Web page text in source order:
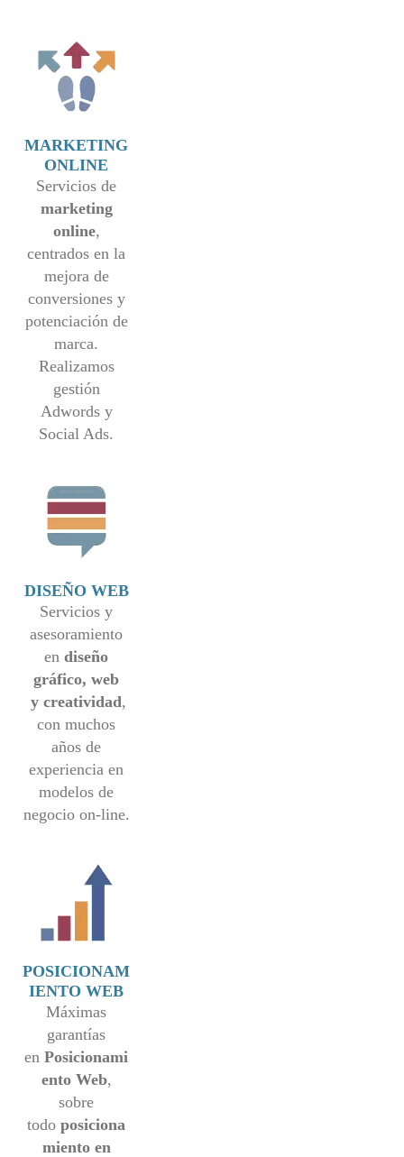
MARKETING
ONLINE
Servicios de
marketing
online,
centrados en la
mejora de
conversiones y
potenciación de
marca.
Realizamos
gestión
Adwords y
Social Ads.
DISEÑO WEB
Servicios y
asesoramiento
endiseño
gráfico, web
y creatividad,
con muchos
años de
experiencia en
modelos de
negocio on-line.
POSICIONAM
IENTO WEB
Máximas
garantías
enPosicionami
ento Web,
sobre
todoposiciona
miento en